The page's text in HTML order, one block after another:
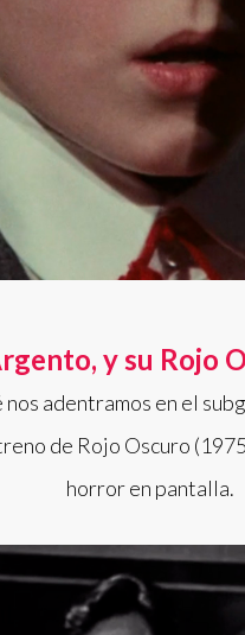
y su Rojo
nos adentramos en el
de Rojo Oscuro
horror en pantalla.